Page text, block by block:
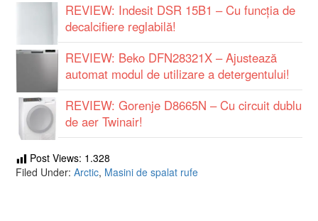
REVIEW: Indesit DSR 15B1 – Cu funcția de
decalcifiere reglabilă!
REVIEW: Beko DFN28321X – Ajustează
automat modul de utilizare a detergentului!
REVIEW: Gorenje D8665N – Cu circuit dublu
de aer Twinair!
Post Views: 1.328
Filed Under:Arctic, Masini de spalat rufe